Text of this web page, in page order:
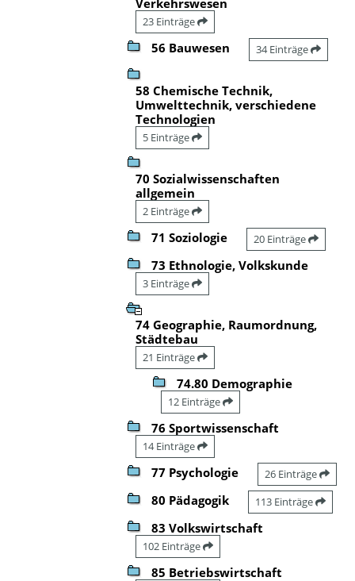
23 Einträge
56 Bauwesen 34 Einträge
58 Chemische Technik,
Umwelttechnik, verschiedene
Technologien
5 Einträge
70 Sozialwissenschaften
allgemein
2 Einträge
71 Soziologie 20 Einträge
73 Ethnologie, Volkskunde
3 Einträge
74 Geographie, Raumordnung,
Städtebau
21 Einträge
74.80 Demographie
12 Einträge
76 Sportwissenschaft
14 Einträge
77 Psychologie 26 Einträge
80 Pädagogik 113 Einträge
83 Volkswirtschaft
102 Einträge
85 Betriebswirtschaft